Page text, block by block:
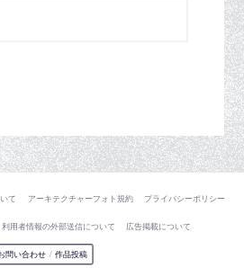
て アーキテクチャーフォト規約 プライバシーポリシー
利用者情報の外部送信について 広告掲載について
問い合わせ / 作品投稿